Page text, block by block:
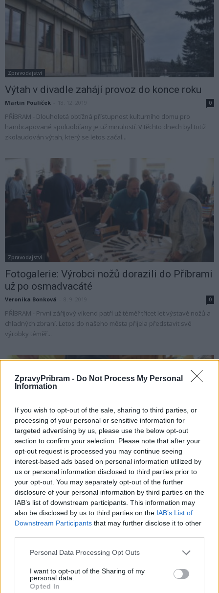
ZpravyPribram - Do Not Process My Personal
Information
If you wish to opt-out of the sale, sharing to third parties, or
processing of your personal or sensitive information for
targeted advertising by us, please use the below opt-out
section to confirm your selection. Please note that after your
opt-out request is processed you may continue seeing
interest-based ads based on personal information utilized by
us or personal information disclosed to third parties prior to
your opt-out. You may separately opt-out of the further
disclosure of your personal information by third parties on the
IAB’s list of downstream participants. This information may
also be disclosed by us to third parties on the IAB’s List of
Downstream Participants that may further disclose it to other
Personal Data Processing Opt Outs
I want to opt-out of the Sharing of my
personal data.
Opted In
Zpravodajství
Výtah v divadle zahájí provoz do konce roku
Martin Poulíček 0
PŘÍBRAM - Dlouholetá obtížná přístupnost kulturního domu pro
handicapované spoluobčany je už minulostí. V těchto dnech byl totiž
zkolaudován výtah, který se letos začal...
Zpravodajství
Fotogalerie: Výrobci nožů dorazili do Příbrami
už po osmadvacáté
Veronika Bonková 0
PŘÍBRAM - První zářijový víkend patří už téměř třicet let výstavě nožů a
chladných zbraní. Letos do našeho města přijela představit své
výrobky téměř...
Zpravodajství
O víkendu bude Příbram tradičně patřit nožům
a chladným zbraním
Martin Poulíček 5. 9. 2019
PŘÍBRAM - O víkendu se v kulturním domě a jeho okolí koná tradiční
výstava nožů a chladných zbraní Nože 2019. Nabídne široký sortiment